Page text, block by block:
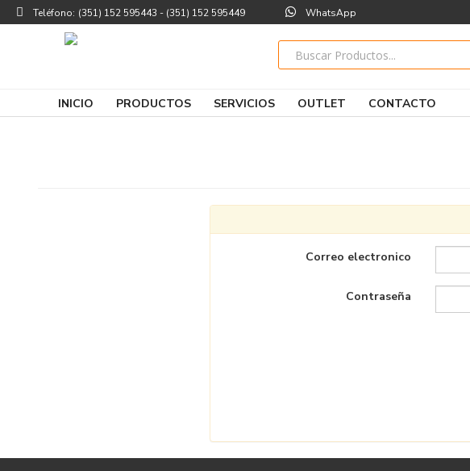
Teléfono: (351) 152 595443 - (351) 152 595449 WhatsApp
INICIO PRODUCTOS SERVICIOS OUTLET CONTACTO
Correo electronico
Contraseña